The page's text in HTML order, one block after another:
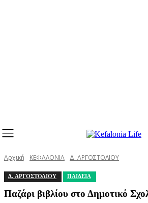
Αρχική ΚΕΦΑΛΟΝΙΑ Δ. ΑΡΓΟΣΤΟΛΙΟΥ
Δ. ΑΡΓΟΣΤΟΛΙΟΥ ΠΑΙΔΕΙΑ
Παζάρι βιβλίου στο Δημοτικό